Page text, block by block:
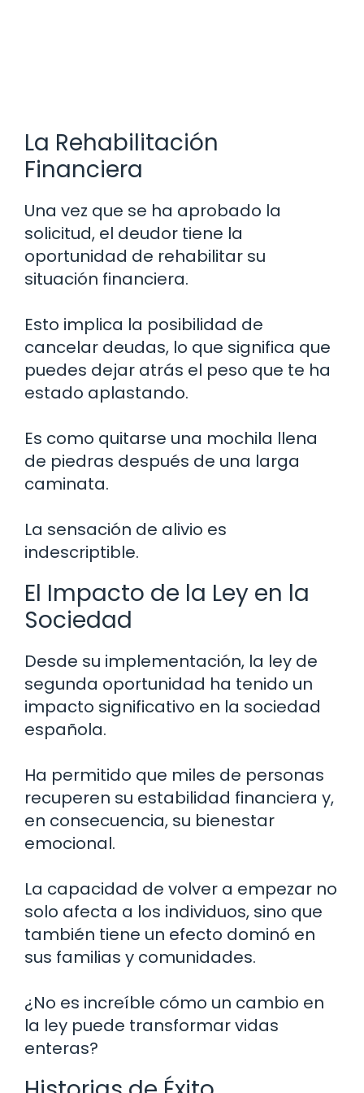
La Rehabilitación
Financiera
Una vez que se ha aprobado la
solicitud, el deudor tiene la
oportunidad de rehabilitar su
situación financiera.
Esto implica la posibilidad de
cancelar deudas, lo que significa que
puedes dejar atrás el peso que te ha
estado aplastando.
Es como quitarse una mochila llena
de piedras después de una larga
caminata.
La sensación de alivio es
indescriptible.
El Impacto de la Ley en la
Sociedad
Desde su implementación, la ley de
segunda oportunidad ha tenido un
impacto significativo en la sociedad
española.
Ha permitido que miles de personas
recuperen su estabilidad financiera y,
en consecuencia, su bienestar
emocional.
La capacidad de volver a empezar no
solo afecta a los individuos, sino que
también tiene un efecto dominó en
sus familias y comunidades.
¿No es increíble cómo un cambio en
la ley puede transformar vidas
enteras?